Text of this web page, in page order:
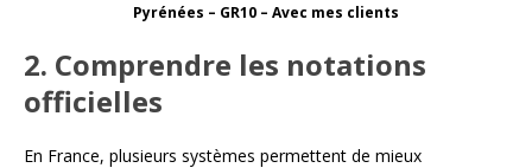
Pyrénées – GR10 – Avec mes clients
2. Comprendre les notations
officielles
En France, plusieurs systèmes permettent de mieux